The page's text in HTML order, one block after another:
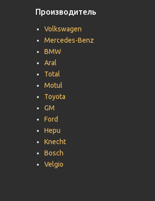
Производитель
Volkswagen
Mercedes-Benz
BMW
Aral
Total
Motul
Toyota
GM
Ford
Hepu
Knecht
Bosch
Velgio